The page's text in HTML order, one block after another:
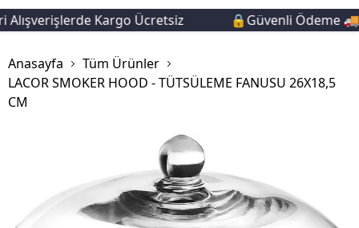
Kargo Ücretsiz 🔒Güvenli Ödeme
Anasayfa
Tüm Ürünler
LACOR SMOKER HOOD - TÜTSÜLEME FANUSU 26X18,5
CM